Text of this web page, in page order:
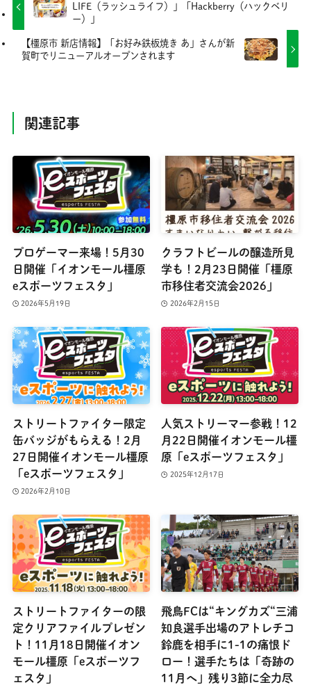
LIFE（ラッシュライフ）」「Hackberry（ハックベリ
ー）」
【橿原市 新店情報】「お好み鉄板焼き あ」さんが新
賀町でリニューアルオープンされます
関連記事
プロゲーマー来場！5月30
日開催「イオンモール橿原
eスポーツフェスタ」
2026年5月19日
クラフトビールの醸造所見
学も！2月23日開催「橿原
市移住者交流会2026」
2026年2月15日
ストリートファイター限定
缶バッジがもらえる！2月
27日開催イオンモール橿原
「eスポーツフェスタ」
2026年2月10日
人気ストリーマー参戦！12
月22日開催イオンモール橿
原「eスポーツフェスタ」
2025年12月17日
ストリートファイターの限
定クリアファイルプレゼン
ト！11月18日開催イオン
モール橿原「eスポーツフ
ェスタ」
飛鳥FCは“キングカズ“三浦
知良選手出場のアトレチコ
鈴鹿を相手に1-1の痛恨ド
ロー！選手たちは「奇跡の
11月へ」残り3節に全力尽